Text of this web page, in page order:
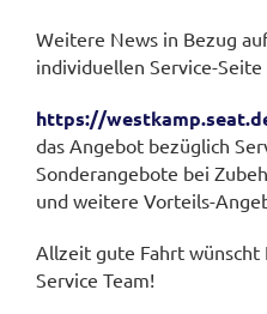
Weitere News in Bezug
individuellen Service-Seite
https://
das Angebot bezüglich
Sonderangebote bei
und weitere Vorteils-
Allzeit gute Fahrt wünscht
Service Team!